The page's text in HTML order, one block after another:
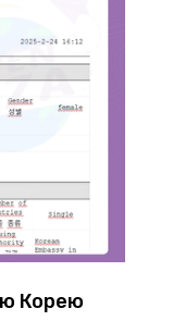
Корею